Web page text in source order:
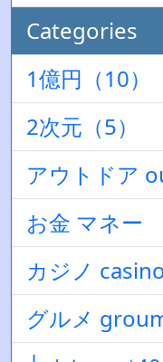
Categories
1億円（10）
2次元（5）
アウトドア
お金 マネー
カジノ casino
グルメ